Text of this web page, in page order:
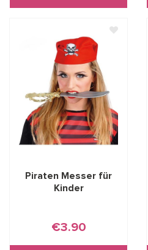
Piraten Messer für
Kinder
€3.90